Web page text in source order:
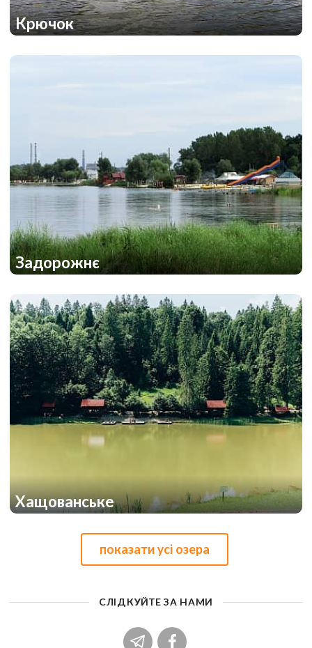
Крючок
1 1
Задорожнє
1
Хащованське
показати усі озера
СЛІДКУЙТЕ ЗА НАМИ